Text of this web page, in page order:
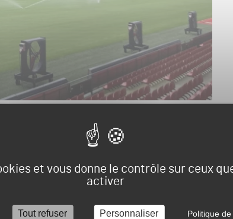
et vous donne le contrôle sur ceux
activer
Tout refuser Personnaliser Politique
est en charge des travaux de rénovation
la Piverdière. Ils ontannoncé sur le site et sur
de travaux arrosage, fontaine pompages, qu’:
le Stade Rennais FC se voit maintenant
d’un système IQ avec 3 modems de
d’arrosage depuis un PC ou un